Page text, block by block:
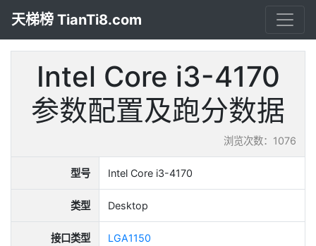
天梯榜 TianTi8.com
Intel Core i3-4170
参数配置及跑分数据
浏览次数：1076
型号 Intel Core i3-4170
类型 Desktop
接口类型 LGA1150